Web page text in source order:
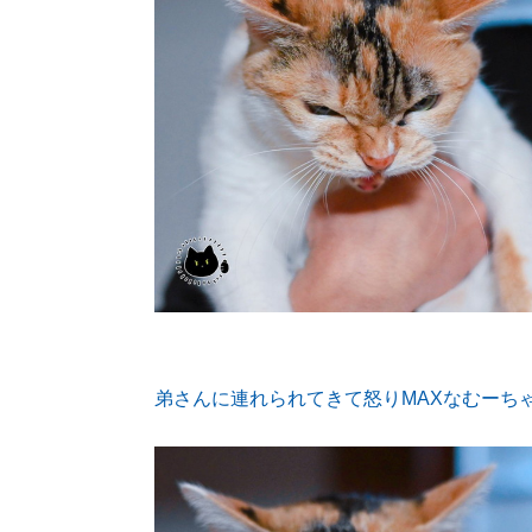
弟さんに連れられてきて怒りMAXなむーち